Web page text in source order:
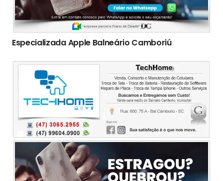
Especializada Apple Balneário Camboriú